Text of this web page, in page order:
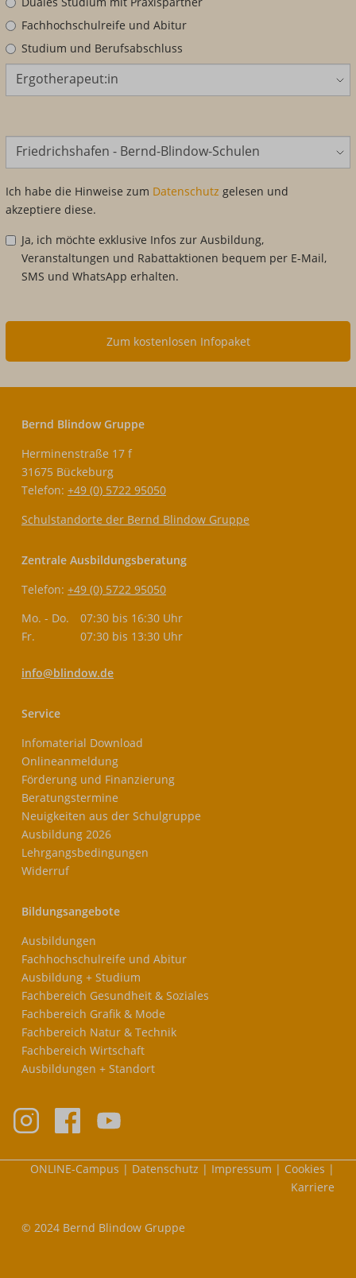
Fachhochschulreife und Abitur
Studium und Berufsabschluss
Bildungsangebot
Standort
Ich habe die Hinweise zum Datenschutz gelesen und
akzeptiere diese.
Ja, ich möchte exklusive Infos zur Ausbildung,
Veranstaltungen und Rabattaktionen bequem per E-Mail,
SMS und WhatsApp erhalten.
Zum kostenlosen Infopaket
Bernd Blindow Gruppe
Herminenstraße 17 f
31675 Bückeburg
Telefon: +49 (0) 5722 95050
Schulstandorte der Bernd Blindow Gruppe
Zentrale Ausbildungsberatung
Telefon: +49 (0) 5722 95050
Mo. - Do.
07:30 bis 16:30 Uhr
Fr.
07:30 bis 13:30 Uhr
info@blindow.de
Service
Infomaterial Download
Onlineanmeldung
Förderung und Finanzierung
Beratungstermine
Neuigkeiten aus der Schulgruppe
Ausbildung 2026
Lehrgangsbedingungen
Widerruf
Bildungsangebote
Ausbildungen
Fachhochschulreife und Abitur
Ausbildung + Studium
Fachbereich Gesundheit & Soziales
Fachbereich Grafik & Mode
Fachbereich Natur & Technik
Fachbereich Wirtschaft
Ausbildungen + Standort
Meta-
ONLINE-Campus Datenschutz Impressum
Cookies
Karriere
© 2024 Bernd Blindow Gruppe